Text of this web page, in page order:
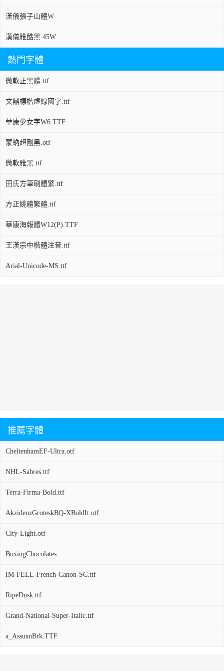
漢儀張子山體W
漢儀雅酷黑 45W
熱門字體
微軟正黑體.ttf
文鼎標楷虛線國字.ttf
華康少女字W6.TTF
蒙納超剛黑.otf
微軟雅黑.ttf
田氏方筆刷體繁.ttf
方正姚體繁體.ttf
華康海報體W12(P).TTF
王漢宗中楷體注音.ttf
Arial-Unicode-MS.ttf
推薦字體
CheltenhamEF-Ultra.otf
NHL-Sabres.ttf
Terra-Firma-Bold.ttf
AkzidenzGroteskBQ-XBoldIt.otf
City-Light.otf
BoxingChocolates
IM-FELL-French-Canon-SC.ttf
RipeDusk.ttf
Grand-National-Super-Italic.ttf
a_AssuanBrk.TTF